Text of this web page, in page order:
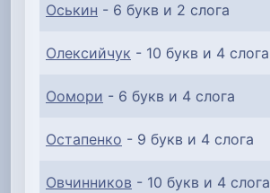
Оськин - 6 букв и 2 слога
Олексийчук - 10 букв и 4 слога
Оомори - 6 букв и 4 слога
Остапенко - 9 букв и 4 слога
Овчинников - 10 букв и 4 слога